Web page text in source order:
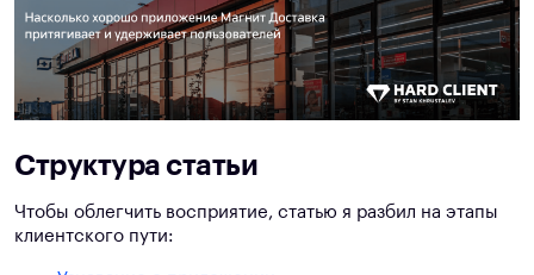
Структура статьи
Чтобы облегчить восприятие, статью я разбил на этапы
клиентского пути: